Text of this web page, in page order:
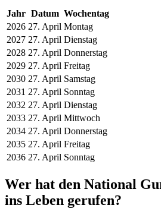
Jahr Datum Wochentag
2026 27. April Montag
2027 27. April Dienstag
2028 27. April Donnerstag
2029 27. April Freitag
2030 27. April Samstag
2031 27. April Sonntag
2032 27. April Dienstag
2033 27. April Mittwoch
2034 27. April Donnerstag
2035 27. April Freitag
2036 27. April Sonntag
Wer hat den National
ins Leben gerufen?